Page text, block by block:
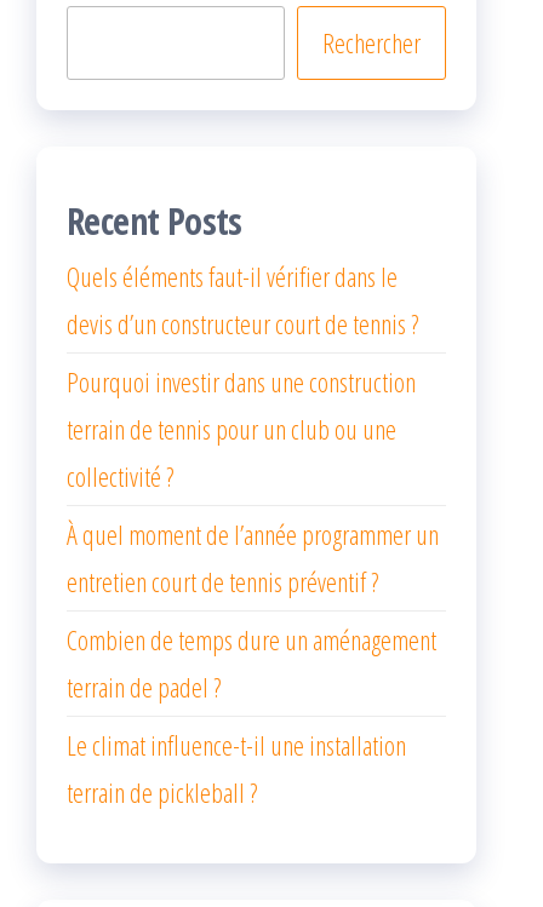
Rechercher
Recent Posts
Quels éléments faut-il vérifier dans le
devis d’un constructeur court de tennis ?
Pourquoi investir dans une construction
terrain de tennis pour un club ou une
collectivité ?
À quel moment de l’année programmer un
entretien court de tennis préventif ?
Combien de temps dure un aménagement
terrain de padel ?
Le climat influence-t-il une installation
terrain de pickleball ?